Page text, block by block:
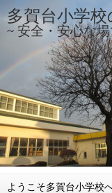
多賀台小学
~ 安全・安心な
ようこそ多賀台小学校